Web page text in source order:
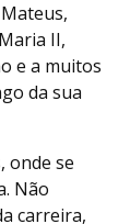
II,
e a muitos
da sua
onde se
Não
carreira,